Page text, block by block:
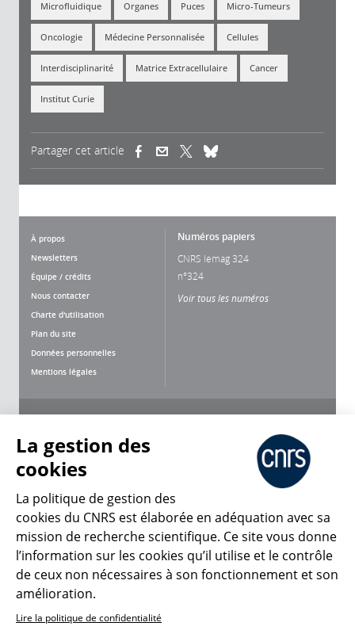
Microfluidique Organes Puces Micro-Tumeurs
Oncologie Médecine Personnalisée Cellules
Interdisciplinarité Matrice Extracellulaire Cancer
Institut Curie
Partager cet article (link is external)(link is external)
À propos
Newsletters
Équipe / crédits
Nous contacter
Charte d'utilisation
Plan du site
Données personnelles
Mentions légales
Numéros papiers
CNRS lemag 324
n°324
Voir tous les numéros
CNRS Le Mag
© 2026, CNRS
Créer un compte Se connecter
La gestion des
cookies
La politique de gestion des
cookies du CNRS est élaborée en adéquation avec sa
mission de recherche scientifique. Ce site vous donne
l’information sur les cookies qu’il utilise et le contrôle
de ceux non nécessaires à son fonctionnement et son
amélioration.
Lire la politique de confidentialité